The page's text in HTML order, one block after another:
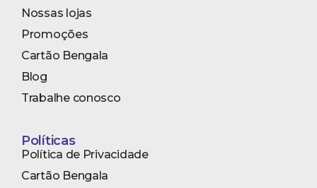
Nossas lojas
Promoções
Cartão Bengala
Blog
Trabalhe conosco
Políticas
Política de Privacidade
Cartão Bengala